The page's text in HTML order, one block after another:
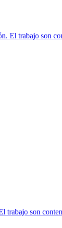
El trabajo son
trabajo son